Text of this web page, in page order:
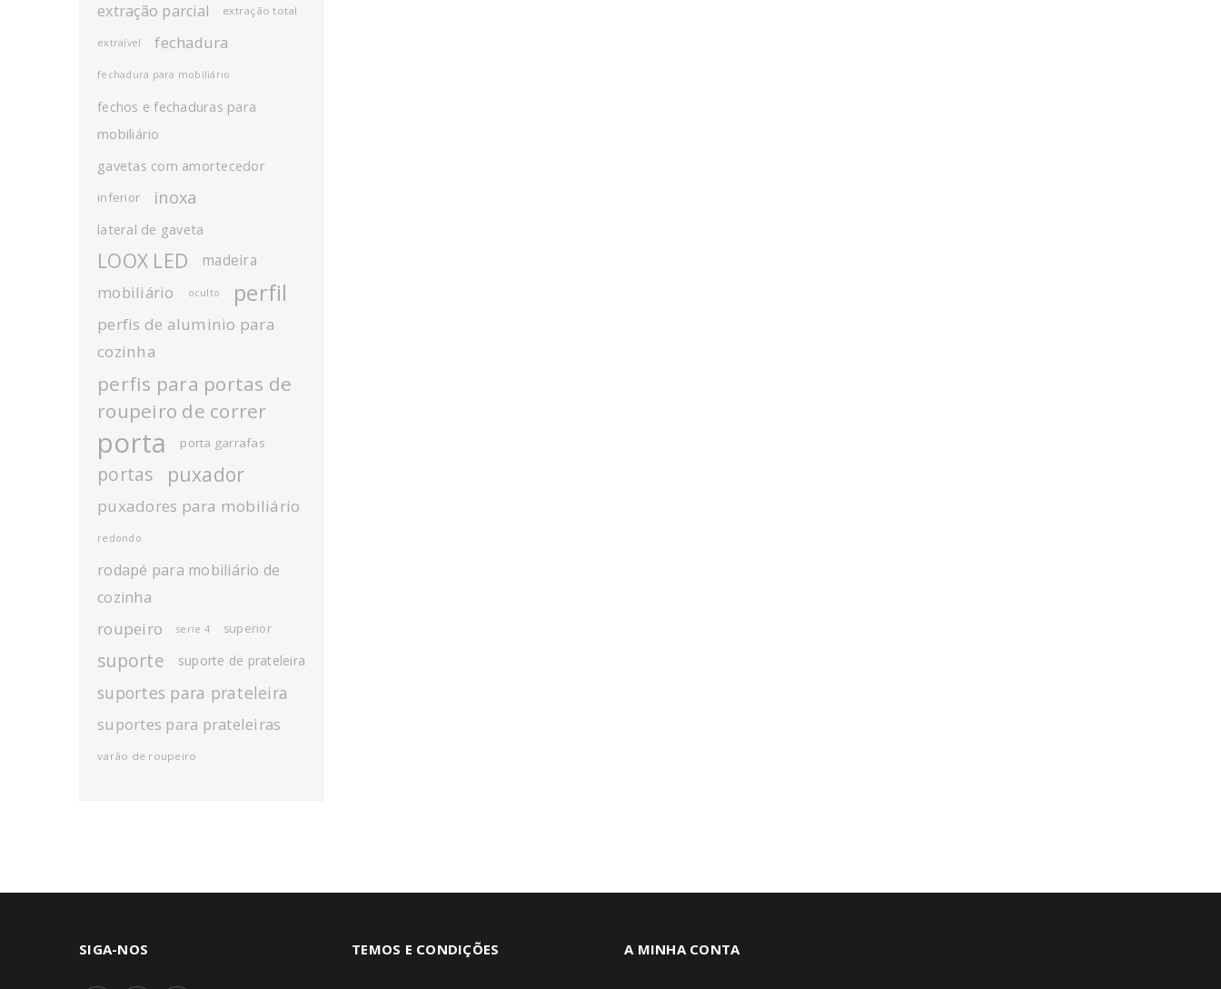
extração parcial extração total
extraível fechadura
fechadura para mobiliário
fechos e fechaduras para
mobiliário
gavetas com amortecedor
inferior inoxa
lateral de gaveta
LOOX LED madeira
mobiliário oculto perfil
perfis de aluminio para
cozinha
perfis para portas de
roupeiro de correr
porta porta garrafas
portas puxador
puxadores para mobiliário
redondo
rodapé para mobiliário de
cozinha
roupeiro serie 4 superior
suporte suporte de prateleira
suportes para prateleira
suportes para prateleiras
varão de roupeiro
SIGA-NOS TEMOS E CONDIÇÕES A MINHA CONTA